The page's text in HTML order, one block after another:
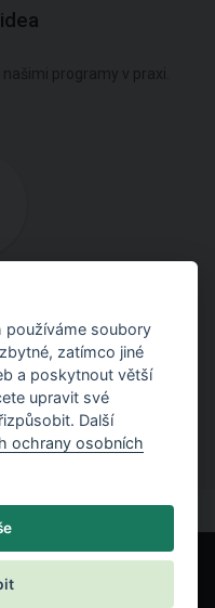
i praktickými ukázkami
používáme soubory
zatímco jiné
a poskytnout větší
upravit své
Další
ochrany osobních